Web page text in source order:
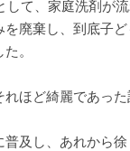
して、家庭洗剤が
廃棄し、到底子
。
ほど綺麗であっ
及し、あれから